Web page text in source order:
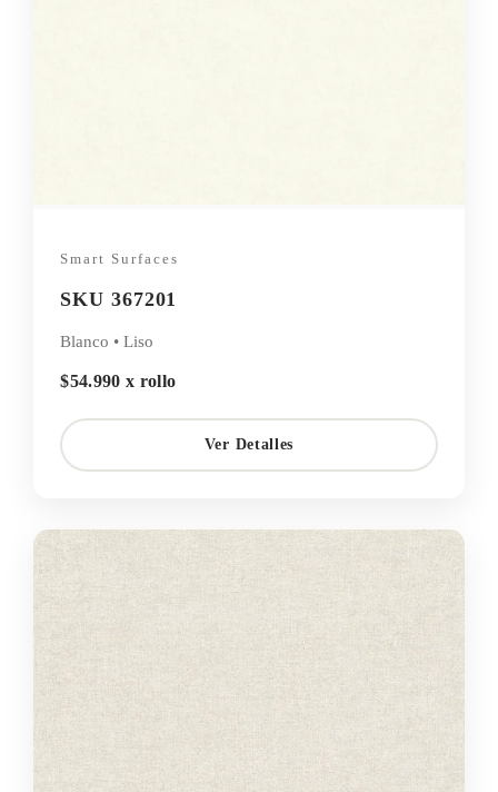
Smart Surfaces
SKU 367201
Blanco • Liso
$54.990 x rollo
Ver Detalles